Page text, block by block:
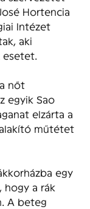
Hortencia
Intézet
aki
nőt
egyik Sao
elzárta a
műtétet
egy
hogy a rák
A beteg